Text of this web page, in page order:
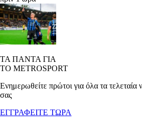
ΤΑ ΠΑΝΤΑ ΓΙΑ
ΤΟ METROSPORT
Ενημερωθείτε πρώτοι για όλα τα τελεταία
σας
ΕΓΓΡΑΦΕΙΤΕ ΤΩΡΑ